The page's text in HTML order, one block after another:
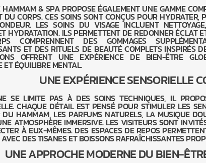
HAMMAM & SPA PROPOSE ÉGALEMENT UNE GAMME
DU CORPS. CES SOINS SONT CONÇUS POUR HYDRATER,
LES SOINS DU VISAGE INCLUENT
HYDRATATION. ILS PERMETTENT DE REDONNER ÉCLAT
COMPRENNENT DES GOMMAGES
ET DES RITUELS DE BEAUTÉ COMPLETS INSPIRÉS
OFFRENT UNE EXPÉRIENCE DE BIEN-ÊTRE
ET ÉQUILIBRE MENTAL.
UNE EXPÉRIENCE SENSORIELLE
SE LIMITE PAS À DES SOINS TECHNIQUES, IL
CHAQUE DÉTAIL EST PENSÉ POUR STIMULER LES
HAMMAM, LES PARFUMS NATURELS, LA MUSIQUE
ATMOSPHÈRE IMMERSIVE. LES VISITEURS SONT
À EUX-MÊMES. DES ESPACES DE REPOS
DES TISANES ET BOISSONS RAFRAÎCHISSANTES
UNE APPROCHE MODERNE DU BIEN-